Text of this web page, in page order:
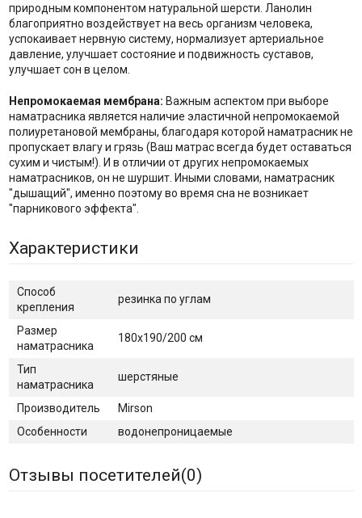
природным компонентом натуральной шерсти. Ланолин
благоприятно воздействует на весь организм человека,
успокаивает нервную систему, нормализует артериальное
давление, улучшает состояние и подвижность суставов,
улучшает сон в целом.
Непромокаемая мембрана: Важным аспектом при выборе
наматрасника является наличие эластичной непромокаемой
полиуретановой мембраны, благодаря которой наматрасник не
пропускает влагу и грязь (Ваш матрас всегда будет оставаться
сухим и чистым!). И в отличии от других непромокаемых
наматрасников, он не шуршит. Иными словами, наматрасник
"дышащий", именно поэтому во время сна не возникает
"парникового эффекта".
Характеристики
Способ
крепления
резинка по углам
Размер
наматрасника
180х190/200 см
Тип
наматрасника
шерстяные
Производитель
Mirson
Особенности
водонепроницаемые
Отзывы посетителей(0)